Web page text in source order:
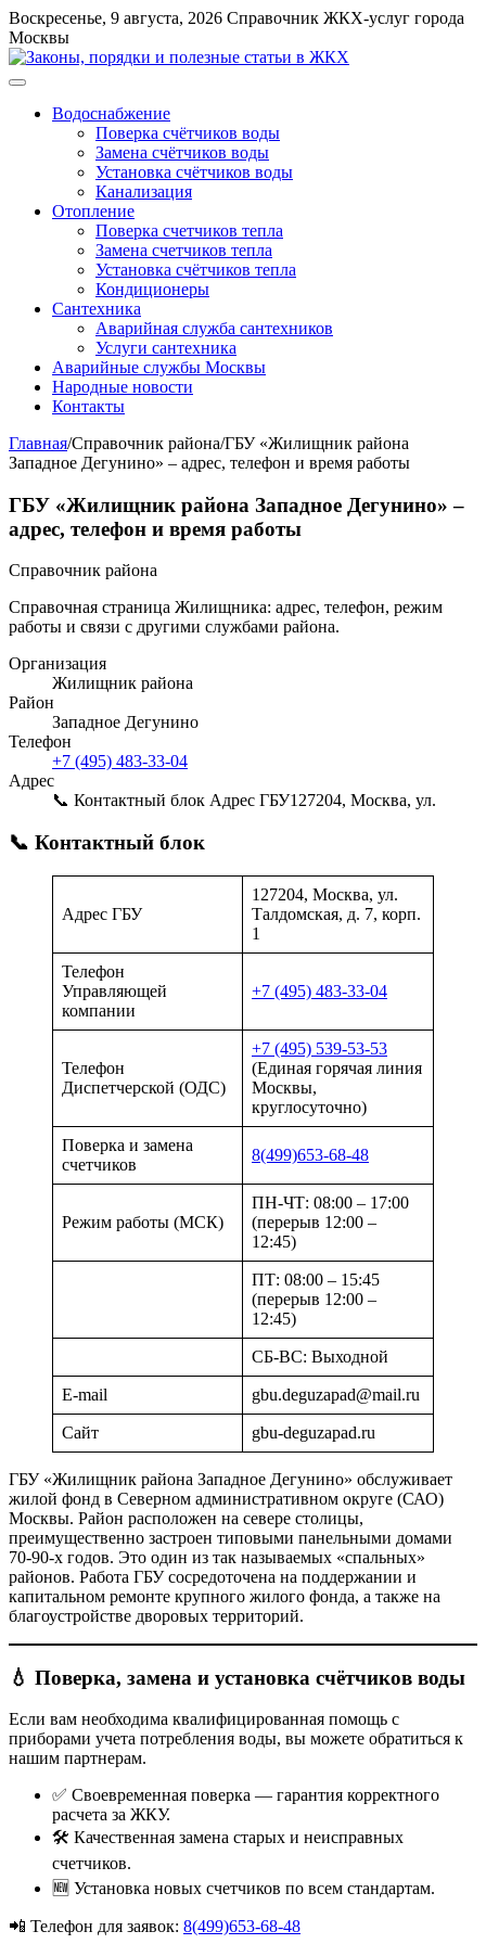
Перейти
к
содержимому
Воскресенье, 9 августа, 2026 Справочник ЖКХ-услуг города
Москвы
Меню
Водоснабжение
Поверка счётчиков воды
Замена счётчиков воды
Установка счётчиков воды
Канализация
Отопление
Поверка счетчиков тепла
Замена счетчиков тепла
Установка счётчиков тепла
Кондиционеры
Сантехника
Аварийная служба сантехников
Услуги сантехника
Аварийные службы Москвы
Народные новости
Контакты
Главная/Справочник района/ГБУ «Жилищник района
Западное Дегунино» – адрес, телефон и время работы
ГБУ «Жилищник района Западное Дегунино» –
адрес, телефон и время работы
Справочник района
Справочная страница Жилищника: адрес, телефон, режим
работы и связи с другими службами района.
Организация
Жилищник района
Район
Западное Дегунино
Телефон
+7 (495) 483-33-04
Адрес
📞 Контактный блок Адрес ГБУ127204, Москва, ул.
📞 Контактный блок
Адрес ГБУ
127204, Москва, ул.
Талдомская, д. 7, корп.
1
Телефон
Управляющей
компании
+7 (495) 483-33-04
Телефон
Диспетчерской (ОДС)
+7 (495) 539-53-53
(Единая горячая линия
Москвы,
круглосуточно)
Поверка и замена
счетчиков
8(499)653-68-48
Режим работы (МСК)
ПН-ЧТ: 08:00 – 17:00
(перерыв 12:00 –
12:45)
ПТ: 08:00 – 15:45
(перерыв 12:00 –
12:45)
СБ-ВС: Выходной
E-mail gbu.deguzapad@mail.ru
Сайт gbu-deguzapad.ru
ГБУ «Жилищник района Западное Дегунино» обслуживает
жилой фонд в Северном административном округе (САО)
Москвы. Район расположен на севере столицы,
преимущественно застроен типовыми панельными домами
70-90-х годов. Это один из так называемых «спальных»
районов. Работа ГБУ сосредоточена на поддержании и
капитальном ремонте крупного жилого фонда, а также на
благоустройстве дворовых территорий.
💧 Поверка, замена и установка счётчиков воды
Если вам необходима квалифицированная помощь с
приборами учета потребления воды, вы можете обратиться к
нашим партнерам.
✅ Своевременная поверка — гарантия корректного
расчета за ЖКУ.
🛠️ Качественная замена старых и неисправных
счетчиков.
🆕 Установка новых счетчиков по всем стандартам.
📲 Телефон для заявок: 8(499)653-68-48